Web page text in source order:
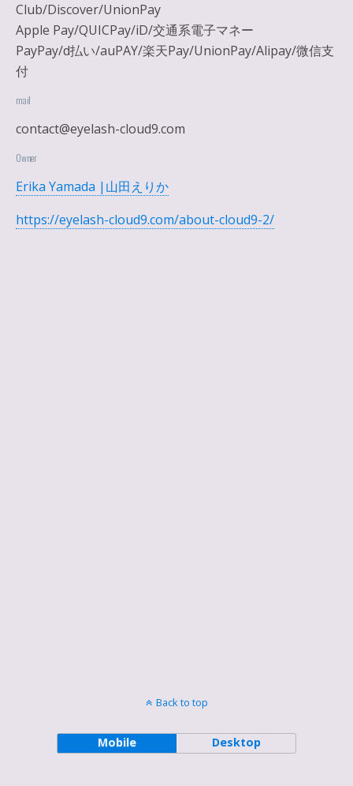
Club/Discover/UnionPay
Apple Pay/QUICPay/iD/交通系電子マネー
PayPay/d払い/auPAY/楽天Pay/UnionPay/Alipay/微信支
付
mail
contact@eyelash-cloud9.com
Owner
Erika Yamada |山田えりか
https://eyelash-cloud9.com/about-cloud9-2/
Back to top
Mobile Desktop